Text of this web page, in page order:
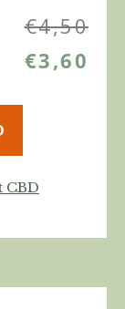
€4,50
€3,60
CBD